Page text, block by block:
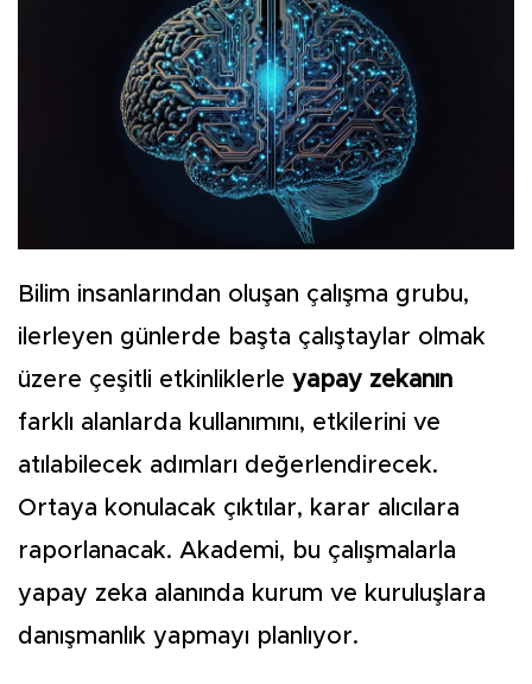
Bilim insanlarından oluşan çalışma grubu,
ilerleyen günlerde başta çalıştaylar olmak
üzere çeşitli etkinliklerle yapay zekanın
farklı alanlarda kullanımını, etkilerini ve
atılabilecek adımları değerlendirecek.
Ortaya konulacak çıktılar, karar alıcılara
raporlanacak. Akademi, bu çalışmalarla
yapay zeka alanında kurum ve kuruluşlara
danışmanlık yapmayı planlıyor.